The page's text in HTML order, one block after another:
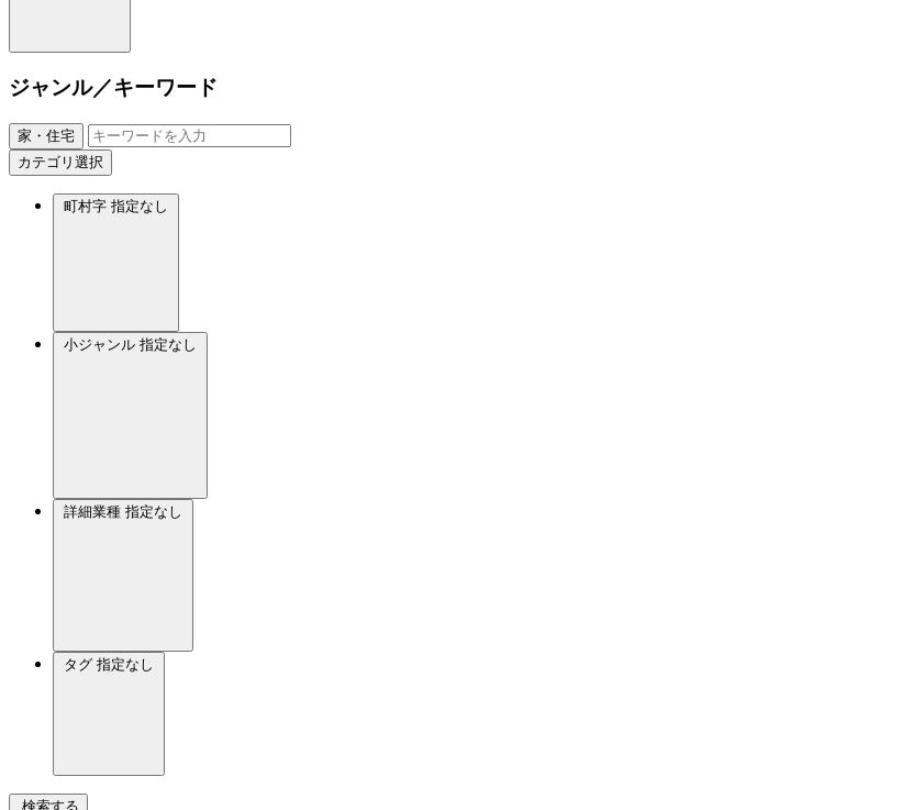
ジャンル／キーワード
家・住宅
カテゴリ選択
町村字 指定なし
小ジャンル 指定なし
詳細業種 指定なし
タグ 指定なし
検索する